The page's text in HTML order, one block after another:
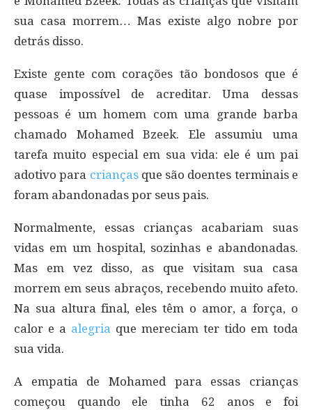
sua casa morrem… Mas existe algo nobre por
detrás disso.
Existe gente com corações tão bondosos que é
quase impossível de acreditar. Uma dessas
pessoas é um homem com uma grande barba
chamado Mohamed Bzeek. Ele assumiu uma
tarefa muito especial em sua vida: ele é um pai
adotivo para crianças que são doentes terminais e
foram abandonadas por seus pais.
Normalmente, essas crianças acabariam suas
vidas em um hospital, sozinhas e abandonadas.
Mas em vez disso, as que visitam sua casa
morrem em seus abraços, recebendo muito afeto.
Na sua altura final, eles têm o amor, a força, o
calor e a alegria que mereciam ter tido em toda
sua vida.
A empatia de Mohamed para essas crianças
começou quando ele tinha 62 anos e foi